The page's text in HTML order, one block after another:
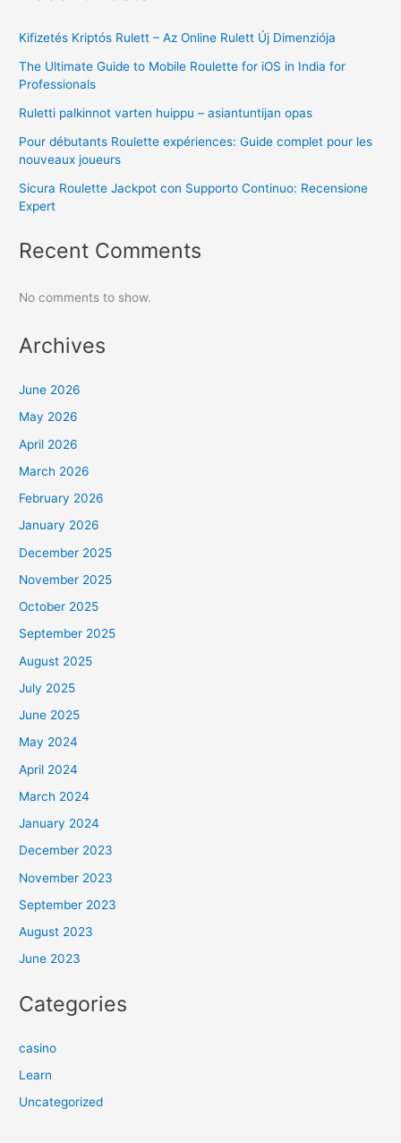
Kifizetés Kriptós Rulett – Az Online Rulett Új Dimenziója
The Ultimate Guide to Mobile Roulette for iOS in India for
Professionals
Ruletti palkinnot varten huippu – asiantuntijan opas
Pour débutants Roulette expériences: Guide complet pour les
nouveaux joueurs
Sicura Roulette Jackpot con Supporto Continuo: Recensione
Expert
Recent Comments
No comments to show.
Archives
June 2026
May 2026
April 2026
March 2026
February 2026
January 2026
December 2025
November 2025
October 2025
September 2025
August 2025
July 2025
June 2025
May 2024
April 2024
March 2024
January 2024
December 2023
November 2023
September 2023
August 2023
June 2023
Categories
casino
Learn
Uncategorized